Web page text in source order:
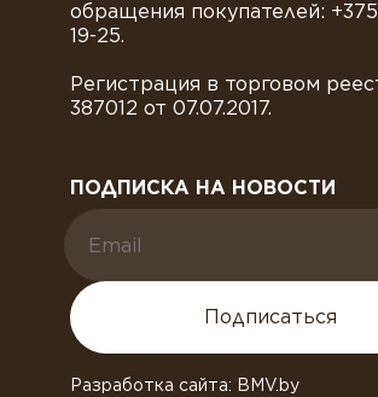
обращения покупателей:
19-25.
Регистрация в торговом
387012 от 07.07.2017.
ПОДПИСКА НА НОВОСТИ
Подписаться
Разработка сайта: BMV.by